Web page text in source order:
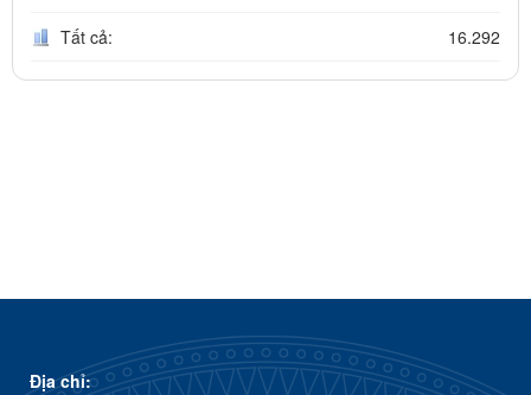
Tất cả: 16.292
Địa chỉ: